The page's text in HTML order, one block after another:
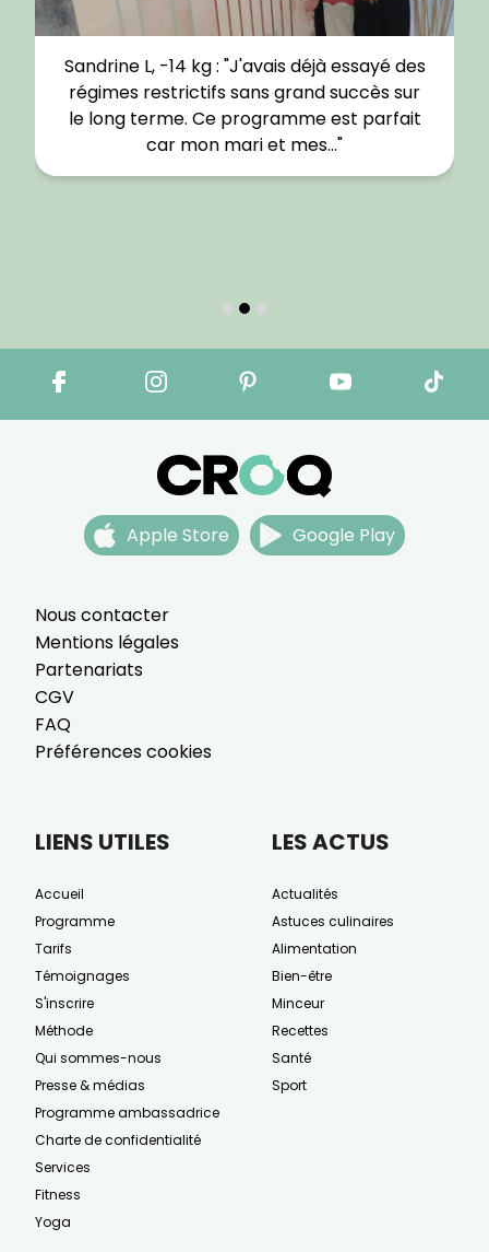
Sandrine L, -14 kg : "J'avais déjà essayé des
régimes restrictifs sans grand succès sur
le long terme. Ce programme est parfait
car mon mari et mes…"
Nous contacter
Mentions légales
Partenariats
CGV
FAQ
Préférences cookies
Apple Store Google Play
LIENS UTILES
Accueil
Programme
Tarifs
Témoignages
S'inscrire
Méthode
Qui sommes-nous
Presse & médias
Programme ambassadrice
Charte de confidentialité
Services
Fitness
Yoga
LES ACTUS
Actualités
Astuces culinaires
Alimentation
Bien-être
Minceur
Recettes
Santé
Sport